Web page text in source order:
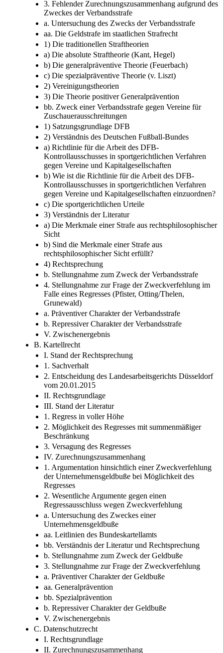
Schadenszurechnung
3. Fehlender Zurechnungszusammenhang aufgrund des
Zweckes der Verbandsstrafe
a. Untersuchung des Zwecks der Verbandsstrafe
aa. Die Geldstrafe im staatlichen Strafrecht
1) Die traditionellen Straftheorien
a) Die absolute Straftheorie (Kant, Hegel)
b) Die generalpräventive Theorie (Feuerbach)
c) Die spezialpräventive Theorie (v. Liszt)
2) Vereinigungstheorien
3) Die Theorie positiver Generalprävention
bb. Zweck einer Verbandsstrafe gegen Vereine für
Zuschauerausschreitungen
1) Satzungsgrundlage DFB
2) Verständnis des Deutschen Fußball-Bundes
a) Richtlinie für die Arbeit des DFB-
Kontrollausschusses in sportgerichtlichen Verfahren
gegen Vereine und Kapitalgesellschaften
b) Wie ist die Richtlinie für die Arbeit des DFB-
Kontrollausschusses in sportgerichtlichen Verfahren
gegen Vereine und Kapitalgesellschaften einzuordnen?
c) Die sportgerichtlichen Urteile
3) Verständnis der Literatur
a) Die Merkmale einer Strafe aus rechtsphilosophischer
Sicht
b) Sind die Merkmale einer Strafe aus
rechtsphilosophischer Sicht erfüllt?
4) Rechtsprechung
b. Stellungnahme zum Zweck der Verbandsstrafe
4. Stellungnahme zur Frage der Zweckverfehlung im
Falle eines Regresses (Pfister, Otting/Thelen,
Grunewald)
a. Präventiver Charakter der Verbandsstrafe
b. Repressiver Charakter der Verbandsstrafe
V. Zwischenergebnis
B. Kartellrecht
I. Stand der Rechtsprechung
1. Sachverhalt
2. Entscheidung des Landesarbeitsgerichts Düsseldorf
vom 20.01.2015
II. Rechtsgrundlage
III. Stand der Literatur
1. Regress in voller Höhe
2. Möglichkeit des Regresses mit summenmäßiger
Beschränkung
3. Versagung des Regresses
IV. Zurechnungszusammenhang
1. Argumentation hinsichtlich einer Zweckverfehlung
der Unternehmensgeldbuße bei Möglichkeit des
Regresses
2. Wesentliche Argumente gegen einen
Regressausschluss wegen Zweckverfehlung
a. Untersuchung des Zweckes einer
Unternehmensgeldbuße
aa. Leitlinien des Bundeskartellamts
bb. Verständnis der Literatur und Rechtsprechung
b. Stellungnahme zum Zweck der Geldbuße
3. Stellungnahme zur Frage der Zweckverfehlung
a. Präventiver Charakter der Geldbuße
aa. Generalprävention
bb. Spezialprävention
b. Repressiver Charakter der Geldbuße
V. Zwischenergebnis
C. Datenschutzrecht
I. Rechtsgrundlage